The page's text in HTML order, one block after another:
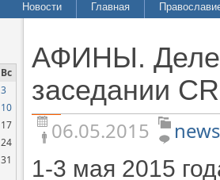
Новости
Межконфессиональные
отношения
Нарушения прав
верующих
Официальная хроника
СОЦИАЛЬНОЕ
Главная
История
Хроники
Вс
3
10
17
24
31
АФИНЫ.
заседании
06.05.2015
news
1-3 мая 2015